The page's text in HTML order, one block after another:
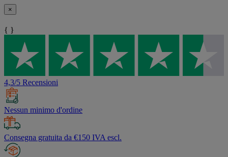
×
{ }
4,3/5 Recensioni
Nessun minimo d'ordine
Consegna gratuita da €150 IVA escl.